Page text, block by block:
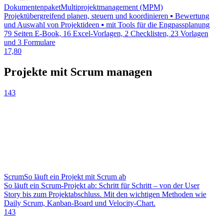
DokumentenpaketMultiprojektmanagement (MPM)
Projektübergreifend planen, steuern und koordinieren ▪ Bewertung
und Auswahl von Projektideen ▪ mit Tools für die Engpassplanung
79 Seiten E-Book, 16 Excel-Vorlagen, 2 Checklisten, 23 Vorlagen
und 3 Formulare
17,80
Projekte mit Scrum managen
143
ScrumSo läuft ein Projekt mit Scrum ab
So läuft ein Scrum-Projekt ab: Schritt für Schritt – von der User
Story bis zum Projektabschluss. Mit den wichtigen Methoden wie
Daily Scrum, Kanban-Board und Velocity-Chart.
143